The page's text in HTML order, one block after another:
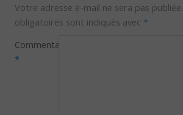
Votre adresse e-mail ne sera pas publiée.
obligatoires sont indiqués avec *
Commentaire
*